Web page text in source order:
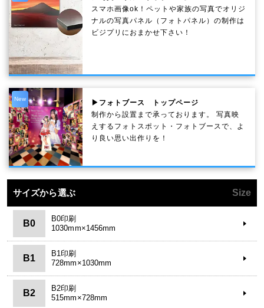
スマホ画像ok！ペットや家族の写真でオリジ
ナルの写真パネル（フォトパネル）の制作は
ビジプリにおまかせ下さい！
New
▶フォトブース トップページ
制作から設置まで承っております。 写真映
えするフォトスポット・フォトブースで、よ
り良い思い出作りを！
サイズから選ぶ Size
B0
B0印刷
1030mm×1456mm
B1
B1印刷
728mm×1030mm
B2
B2印刷
515mm×728mm